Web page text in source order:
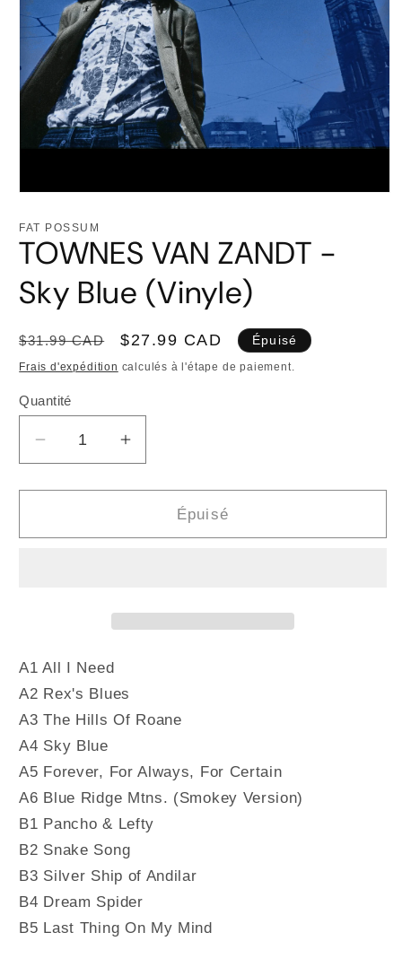
média
dans
une
fenêtre
modale
FAT POSSUM
TOWNES VAN ZANDT -
Sky Blue (Vinyle)
Prix
habituel
$31.99 CAD
Prix
promotionnel
$27.99 CAD Épuisé
Frais d'expédition calculés à l'étape de paiement.
Quantité
Quantité
Réduire
la
quantité
TOWNES
(Vinyle)
Augmenter
la
quantité
TOWNES
Épuisé
A1 All I Need
A2 Rex's Blues
A3 The Hills Of Roane
A4 Sky Blue
A5 Forever, For Always, For Certain
A6 Blue Ridge Mtns. (Smokey Version)
B1 Pancho & Lefty
B2 Snake Song
B3 Silver Ship of Andilar
B4 Dream Spider
B5 Last Thing On My Mind